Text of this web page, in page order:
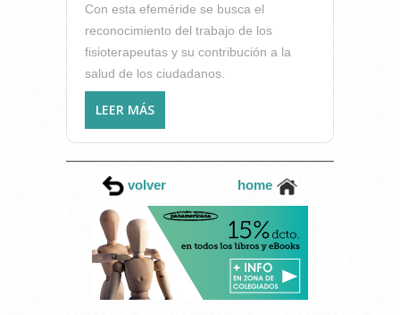
Con esta efeméride se busca el
reconocimiento del trabajo de los
fisioterapeutas y su contribución a la
salud de los ciudadanos.
LEER MÁS
POTENCIAL", ESLOGAN DEL
DÍA MUNDIAL DE LA
CELEBRA EL PRÓXIMO 8 DE
SEPTIEMBRE
volver home